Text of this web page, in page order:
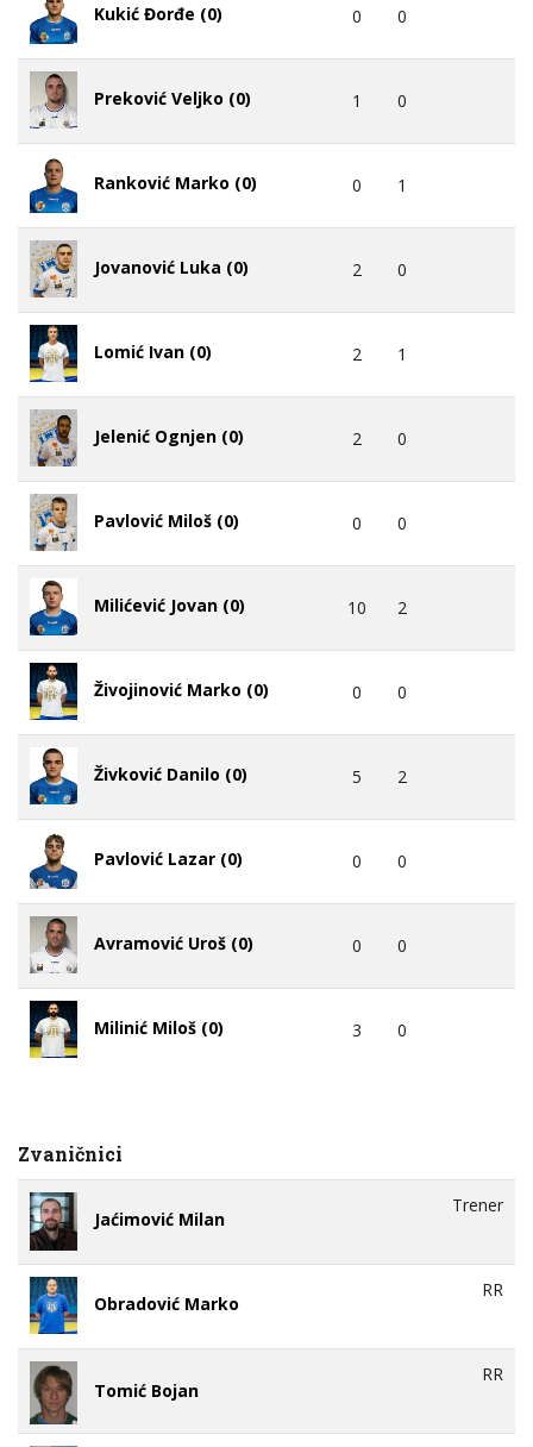
Kukić Đorđe (0) 0 0
Preković Veljko (0) 1 0
Ranković Marko (0) 0 1
Jovanović Luka (0) 2 0
Lomić Ivan (0) 2 1
Jelenić Ognjen (0) 2 0
Pavlović Miloš (0) 0 0
Milićević Jovan (0) 10 2
Živojinović Marko (0) 0 0
Živković Danilo (0) 5 2
Pavlović Lazar (0) 0 0
Avramović Uroš (0) 0 0
Milinić Miloš (0) 3 0
Zvaničnici
Jaćimović Milan
Trener
Obradović Marko
RR
Tomić Bojan
RR